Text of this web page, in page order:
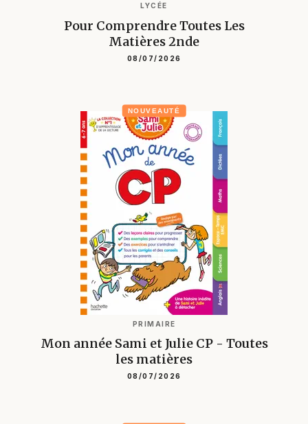
LYCÉE
Pour Comprendre Toutes Les
Matières 2nde
08/07/2026
NOUVEAUTÉ
PRIMAIRE
Mon année Sami et Julie CP - Toutes
les matières
08/07/2026